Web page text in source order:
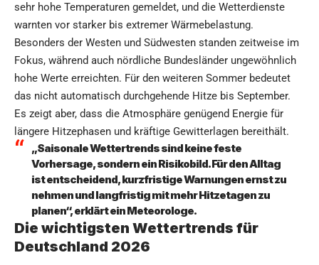
sehr hohe Temperaturen gemeldet, und die Wetterdienste
warnten vor starker bis extremer Wärmebelastung.
Besonders der Westen und Südwesten standen zeitweise im
Fokus, während auch nördliche Bundesländer ungewöhnlich
hohe Werte erreichten. Für den weiteren Sommer bedeutet
das nicht automatisch durchgehende Hitze bis September.
Es zeigt aber, dass die Atmosphäre genügend Energie für
längere Hitzephasen und kräftige Gewitterlagen bereithält.
„Saisonale Wettertrends sind keine feste
Vorhersage, sondern ein Risikobild. Für den Alltag
ist entscheidend, kurzfristige Warnungen ernst zu
nehmen und langfristig mit mehr Hitzetagen zu
planen“, erklärt ein Meteorologe.
Die wichtigsten Wettertrends für
Deutschland 2026